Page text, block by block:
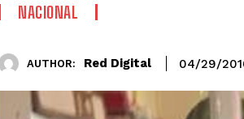
NACIONAL
AUTHOR: Red Digital 04/29/